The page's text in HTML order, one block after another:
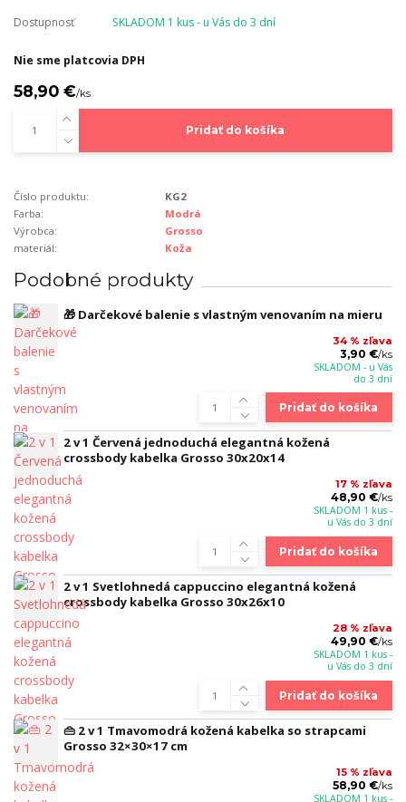
Dostupnosť SKLADOM 1 kus - u Vás do 3 dní
Nie sme platcovia DPH
58,90 €/ks
Pridať do košíka
Číslo produktu:
KG2
Farba:
Modrá
Výrobca:
Grosso
materiál:
Koža
Podobné produkty
🎁 Darčekové balenie s vlastným venovaním na mieru
34 % zľava
3,90 €/ks
SKLADOM - u Vás
do 3 dní
Pridať do košíka
2 v 1 Červená jednoduchá elegantná kožená
crossbody kabelka Grosso 30x20x14
17 % zľava
48,90 €/ks
SKLADOM 1 kus -
u Vás do 3 dní
Pridať do košíka
2 v 1 Svetlohnedá cappuccino elegantná kožená
crossbody kabelka Grosso 30x26x10
28 % zľava
49,90 €/ks
SKLADOM 1 kus -
u Vás do 3 dní
Pridať do košíka
👜 2 v 1 Tmavomodrá kožená kabelka so strapcami
Grosso 32×30×17 cm
15 % zľava
58,90 €/ks
SKLADOM 1 kus -